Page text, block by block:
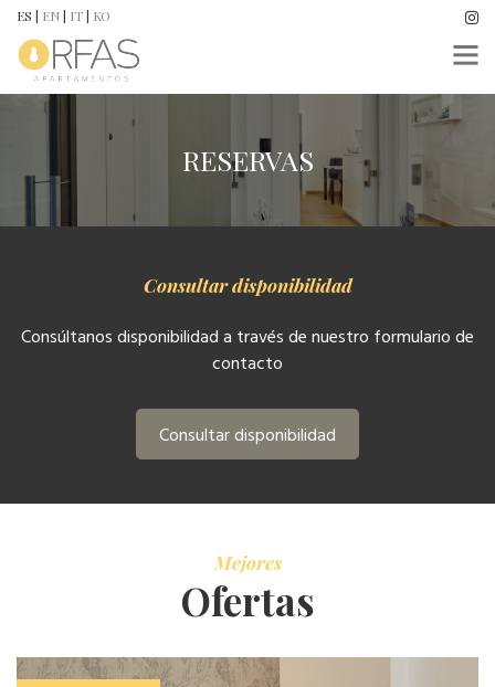
RESERVAS
ES | EN| IT| KO
Consultar disponibilidad
Consúltanos disponibilidad a través de nuestro formulario de
contacto
Consultar disponibilidad
Mejores
Ofertas